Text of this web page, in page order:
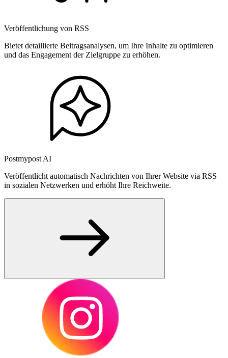
Veröffentlichung von RSS
Bietet detaillierte Beitragsanalysen, um Ihre Inhalte zu optimieren
und das Engagement der Zielgruppe zu erhöhen.
Postmypost AI
Veröffentlicht automatisch Nachrichten von Ihrer Website via RSS
in sozialen Netzwerken und erhöht Ihre Reichweite.